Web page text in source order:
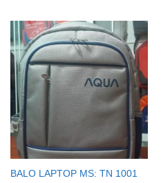
BALO LAPTOP MS: TN 1001